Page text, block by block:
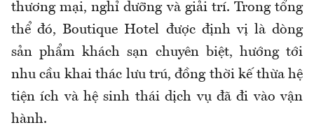
thương mại, nghỉ dưỡng và giải trí. Trong tổng
thể đó, Boutique Hotel được định vị là dòng
sản phẩm khách sạn chuyên biệt, hướng tới
nhu cầu khai thác lưu trú, đồng thời kế thừa hệ
tiện ích và hệ sinh thái dịch vụ đã đi vào vận
hành.